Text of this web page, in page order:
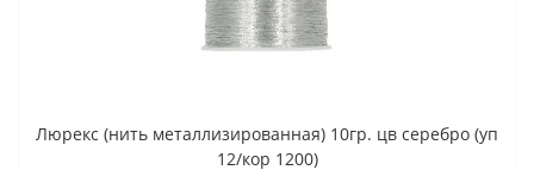
Люрекс (нить металлизированная) 10гр. цв серебро (уп
12/кор 1200)